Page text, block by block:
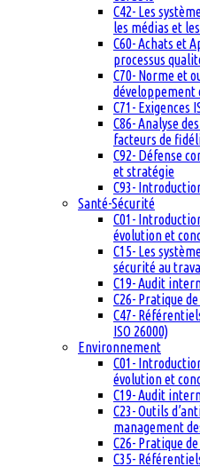
C42- Les
les médias et
C60- Achats et
processus
C70- Norme et
développement
C71- Exigences
C86- Analyse
facteurs de
C92- Défense
et stratégie
C93-
Santé-Sécurité
C01-
évolution et
C15- Les
sécurité au
C19- Audit
C26- Pratique
C47-
ISO 26000)
Environnement
C01-
évolution et
C19- Audit
C23- Outils
management
C26- Pratique
C35-